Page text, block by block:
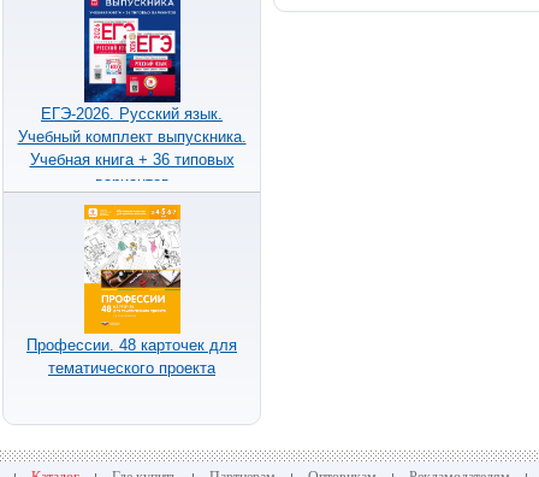
ЕГЭ-2026. Русский язык.
Учебный комплект выпускника.
Учебная книга + 36 типовых
вариантов
Профессии. 48 карточек для
тематического проекта